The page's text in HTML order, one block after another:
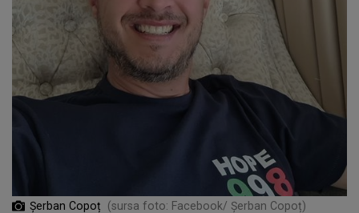
Șerban Copoț (sursa foto: Facebook/ Șerban Copoț)